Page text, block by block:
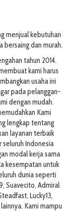
menjual kebutuhan
bersaing dan murah.
tahun 2014.
kami harus
usaha ini
pada pelanggan-
dengan mudah.
Kami
lengkap tentang
layanan terbaik
seluruh Indonesia
modal kerja sama
kesempatan untuk
dunia seperti
Suavecito, Admiral
Lucky13,
Kami mampu